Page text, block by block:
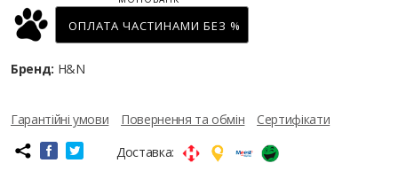
ОПЛАТА ЧАСТИНАМИ БЕЗ %
Бренд: H&N
Гарантійні умови Повернення та обмін
Сертифікати
Доставка: